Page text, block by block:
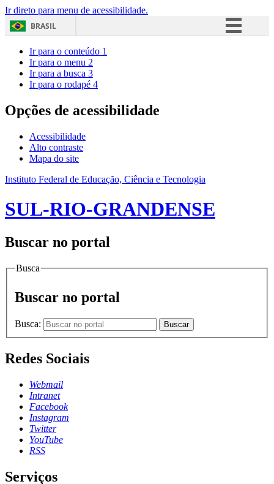
Ir direto para menu de acessibilidade.
BRASIL
Acesso à informação
Ir para o conteúdo 1
Ir para o menu 2
Ir para a busca 3
Ir para o rodapé 4
Opções de acessibilidade
Acessibilidade
Alto contraste
Mapa do site
Instituto Federal de Educação, Ciência e Tecnologia
SUL-RIO-GRANDENSE
Buscar no portal
Busca
Buscar no portal
Busca: Buscar
Redes Sociais
Webmail
Intranet
Facebook
Instagram
Twitter
YouTube
RSS
Serviços